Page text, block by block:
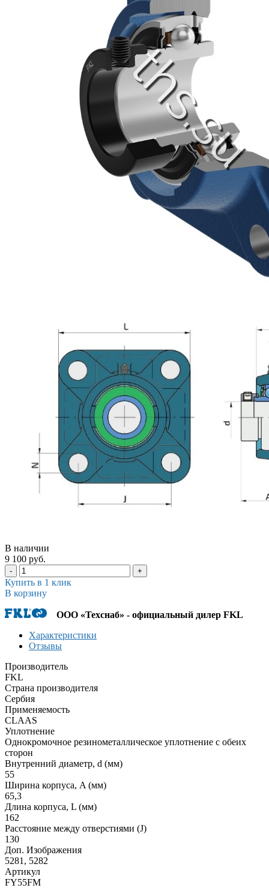
В наличии
9 100 руб.
- +
Купить в 1 клик
В корзину
ООО «Техснаб» - официальный дилер FKL
Характеристики
Отзывы
Производитель
FKL
Страна производителя
Сербия
Применяемость
CLAAS
Уплотнение
Однокромочное резинометаллическое уплотнение с обеих
сторон
Внутренний диаметр, d (мм)
55
Ширина корпуса, A (мм)
65,3
Длина корпуса, L (мм)
162
Расстояние между отверстиями (J)
130
Доп. Изображения
5281, 5282
Артикул
FY55FM